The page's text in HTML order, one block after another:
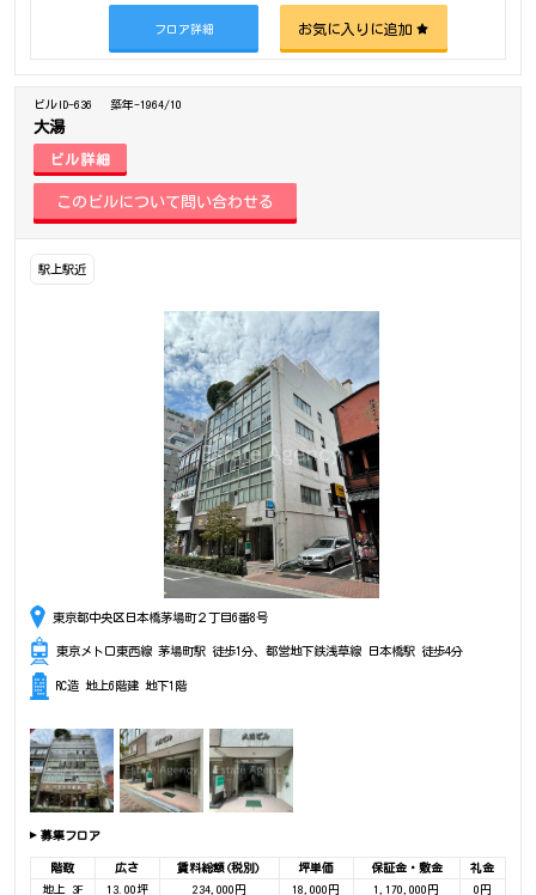
フロア詳細 お気に入りに追加
ビルID-636 築年-1964/10
大湯
ビル詳細
駅上駅近
東京都中央区日本橋茅場町２丁目6番8号
東京メトロ東西線 茅場町駅 徒歩1分、都営地下鉄浅草線 日本橋駅 徒歩4分
RC造 地上6階建 地下1階
募集フロア
階数 広さ 賃料総額(税別) 坪単価 保証金・敷金
礼金
地上 3F
13.00坪 234,000円 18,000円 1,170,000円 0円